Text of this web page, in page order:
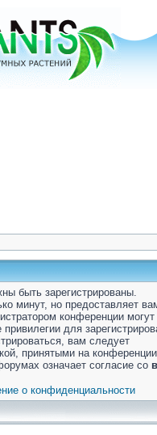
быть зарегистрированы.
минут, но предоставляет
конференции
для
вам следует
принятыми на
означает согласие со
о конфиденциальности